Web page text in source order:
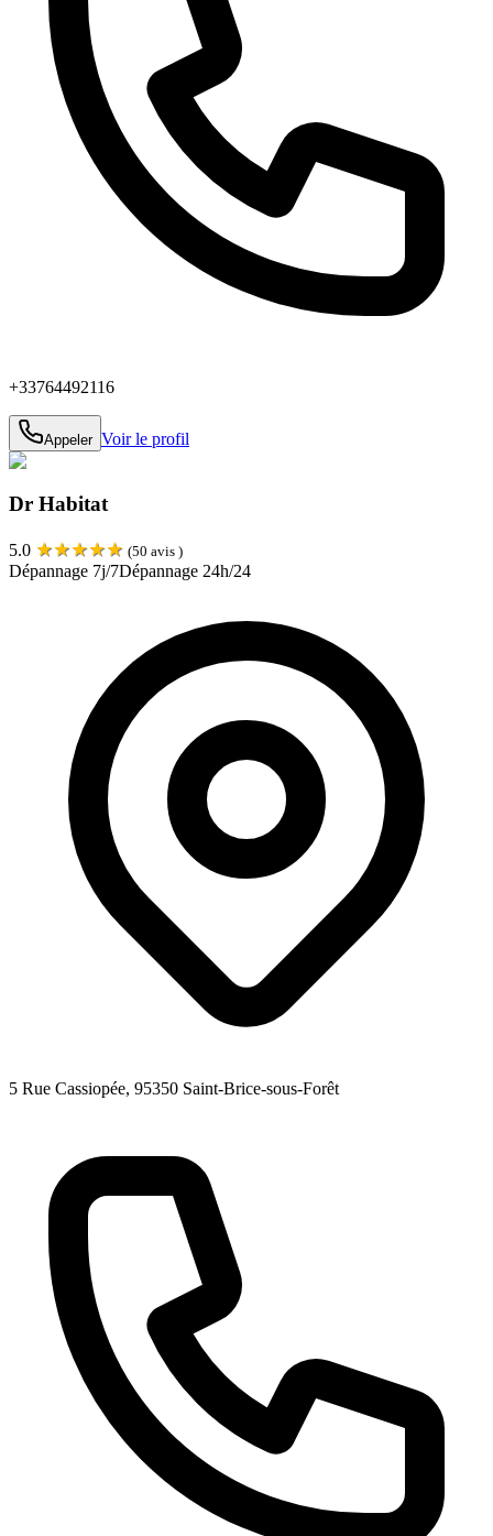
+33764492116
Appeler Voir le profil
Dr Habitat
5.0 ★★★★★ (50 avis )
Dépannage 7j/7Dépannage 24h/24
5 Rue Cassiopée, 95350 Saint-Brice-sous-Forêt